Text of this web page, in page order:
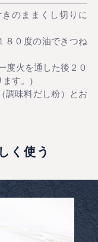
のままくし切りに
８０度の油できつね
度火を通した後２０
ます。)
調味料だし粉）とお
く使う